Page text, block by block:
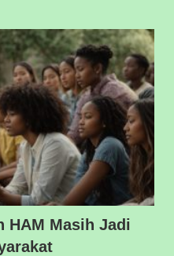
HAM Masih Jadi